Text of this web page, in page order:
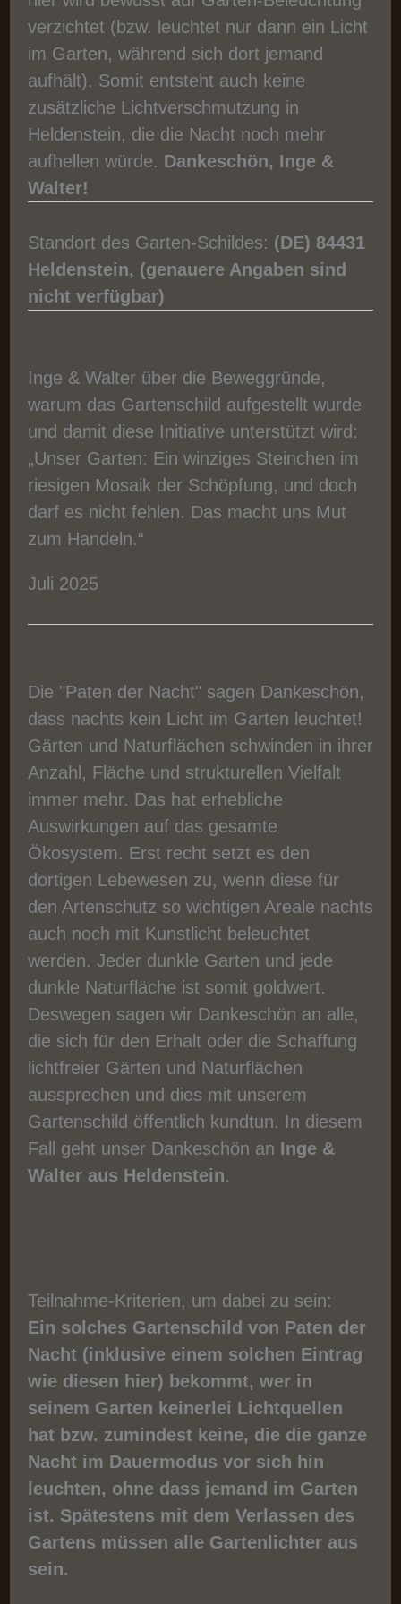
verzichtet (bzw. leuchtet nur dann ein Licht
im Garten, während sich dort jemand
aufhält). Somit entsteht auch keine
zusätzliche Lichtverschmutzung in
Heldenstein, die die Nacht noch mehr
aufhellen würde. Dankeschön, Inge &
Walter!
Standort des Garten-Schildes: (DE) 84431
Heldenstein, (genauere Angaben sind
nicht verfügbar)
Inge & Walter über die Beweggründe,
warum das Gartenschild aufgestellt wurde
und damit diese Initiative unterstützt wird:
„Unser Garten: Ein winziges Steinchen im
riesigen Mosaik der Schöpfung, und doch
darf es nicht fehlen. Das macht uns Mut
zum Handeln.“
Juli 2025
Die "Paten der Nacht" sagen Dankeschön,
dass nachts kein Licht im Garten leuchtet!
Gärten und Naturflächen schwinden in ihrer
Anzahl, Fläche und strukturellen Vielfalt
immer mehr. Das hat erhebliche
Auswirkungen auf das gesamte
Ökosystem. Erst recht setzt es den
dortigen Lebewesen zu, wenn diese für
den Artenschutz so wichtigen Areale nachts
auch noch mit Kunstlicht beleuchtet
werden. Jeder dunkle Garten und jede
dunkle Naturfläche ist somit goldwert.
Deswegen sagen wir Dankeschön an alle,
die sich für den Erhalt oder die Schaffung
lichtfreier Gärten und Naturflächen
aussprechen und dies mit unserem
Gartenschild öffentlich kundtun. In diesem
Fall geht unser Dankeschön an Inge &
Walter aus Heldenstein.
Teilnahme-Kriterien, um dabei zu sein:
Ein solches Gartenschild von Paten der
Nacht (inklusive einem solchen Eintrag
wie diesen hier) bekommt, wer in
seinem Garten keinerlei Lichtquellen
hat bzw. zumindest keine, die die ganze
Nacht im Dauermodus vor sich hin
leuchten, ohne dass jemand im Garten
ist. Spätestens mit dem Verlassen des
Gartens müssen alle Gartenlichter aus
sein.